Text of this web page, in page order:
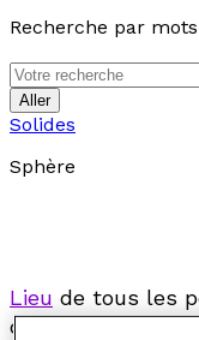
Recherche par
Aller
Solides
Sphère
Lieu de tous les
distance d'un